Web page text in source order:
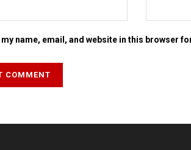
my name, email, and website in this browser